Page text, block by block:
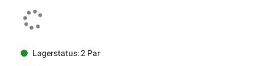
Lagerstatus: 2 Par